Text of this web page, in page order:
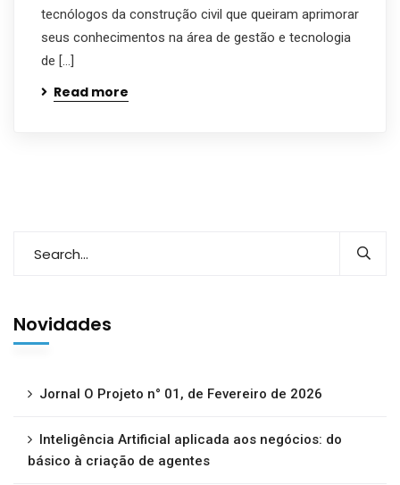
tecnólogos da construção civil que queiram aprimorar
seus conhecimentos na área de gestão e tecnologia
de […]
Read more
Novidades
Jornal O Projeto n° 01, de Fevereiro de 2026
Inteligência Artificial aplicada aos negócios: do
básico à criação de agentes